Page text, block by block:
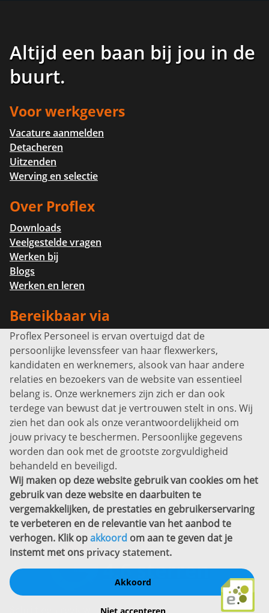
Altijd een baan bij jou in de
buurt.
Voor werkgevers
Vacature aanmelden
Detacheren
Uitzenden
Werving en selectie
Over Proflex
Downloads
Veelgestelde vragen
Werken bij
Blogs
Werken en leren
Bereikbaar via
Info@proflexpersoneel.nl
Bel ons:+31 (0)85 0450040
Prins Willem-Alexanderlaan 301
7311 SW Apeldoorn
Disclaimer
Privacyverklaring
Sitemap
Copyright
Bekijk ook eens
Proflex Personeel is ervan overtuigd dat de
persoonlijke levenssfeer van haar flexwerkers,
kandidaten en werknemers, alsook van haar andere
relaties en bezoekers van de website van essentieel
belang is. Onze werknemers zijn zich er dan ook
terdege van bewust dat je vertrouwen stelt in ons. Wij
zien het dan ook als onze verantwoordelijkheid om
jouw privacy te beschermen. Persoonlijke gegevens
worden dan ook met de grootste zorgvuldigheid
behandeld en beveiligd.
Wij maken op deze website gebruik van cookies om het
gebruik van deze website en daarbuiten te
vergemakkelijken, de prestaties en gebruikerservaring
te verbeteren en de relevantie van het aanbod te
verhogen. Klik opakkoord om aan te geven dat je
instemt met ons privacy statement.
Akkoord